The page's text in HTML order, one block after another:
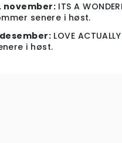
november: ITS A
senere i høst.
desember: LOVE
i høst.